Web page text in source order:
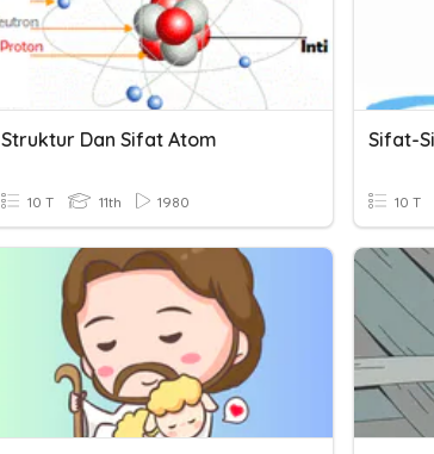
Struktur Dan Sifat Atom
10 T 11th 1980
Sifat-
10 T